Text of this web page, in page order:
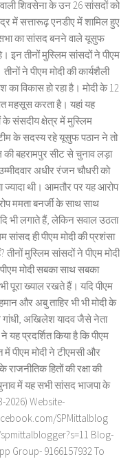
शिवसेना के उन 26 सांसदों को
में सत्तारूढ़ एनडीए में शामिल हुए
का सांसद बनने वाले यूसुफ
इन तीनों मुस्लिम सांसदों ने पीएम
ने पीएम मोदी की कार्यशैली
का विकास हो रहा है। मोदी के 12
महसूस करता है। यहां यह
संसदीय क्षेत्र में मुस्लिम
के सदस्य रहे यूसुफ पठान ने तो
बहरामपुर सीट से चुनाव लड़ा
अधीर रंजन चौधरी को
ज्यादा थी। आमतौर पर यह आरोप
ममता बनर्जी के साथ साथ
भी लगाते हैं, लेकिन सवाल उठता
ही पीएम मोदी की प्रशंसा
मुस्लिम सांसदों ने पीएम मोदी
मोदी सबका साथ सबका
पूरा ख्याल रखते हैं। यदि पीएम
और अबु ताहिर भी भी मोदी के
गांधी, अखिलेश यादव जैसे नेता
प्रदर्शित किया है कि पीएम
में पीएम मोदी ने टीएमसी और
हितों की रक्षा की
में यह सभी सांसद भाजपा के
2026) Website-
SPMittalblog
Blog-
Group- 9166157932 To